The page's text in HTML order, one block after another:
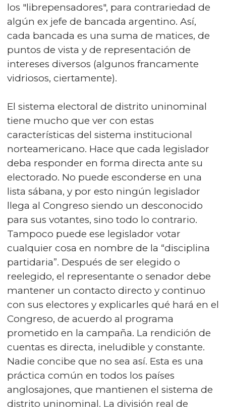
los "librepensadores", para contrariedad de
algún ex jefe de bancada argentino. Así,
cada bancada es una suma de matices, de
puntos de vista y de representación de
intereses diversos (algunos francamente
vidriosos, ciertamente).
El sistema electoral de distrito uninominal
tiene mucho que ver con estas
características del sistema institucional
norteamericano. Hace que cada legislador
deba responder en forma directa ante su
electorado. No puede esconderse en una
lista sábana, y por esto ningún legislador
llega al Congreso siendo un desconocido
para sus votantes, sino todo lo contrario.
Tampoco puede ese legislador votar
cualquier cosa en nombre de la “disciplina
partidaria”. Después de ser elegido o
reelegido, el representante o senador debe
mantener un contacto directo y continuo
con sus electores y explicarles qué hará en el
Congreso, de acuerdo al programa
prometido en la campaña. La rendición de
cuentas es directa, ineludible y constante.
Nadie concibe que no sea así. Esta es una
práctica común en todos los países
anglosajones, que mantienen el sistema de
distrito uninominal. La división real de